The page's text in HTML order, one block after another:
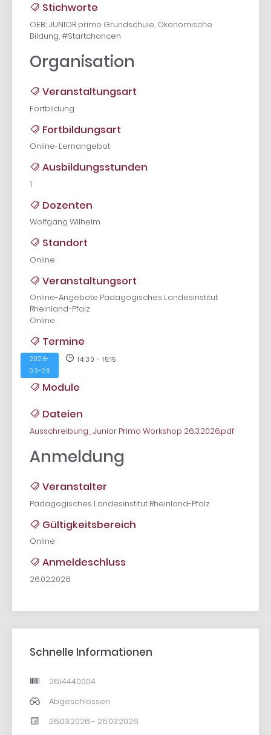
Stichworte
OEB; JUNIOR primo Grundschule, Ökonomische
Bildung, #Startchancen
Organisation
Veranstaltungsart
Fortbildung
Fortbildungsart
Online-Lernangebot
Ausbildungsstunden
1
Dozenten
Wolfgang Wilhelm
Standort
Online
Veranstaltungsort
Online-Angebote Pädagogisches Landesinstitut
Rheinland-Pfalz
Online
Termine
2026-
03-26
14:30 - 15:15
Module
Dateien
Ausschreibung_Junior Primo Workshop 26.3.2026.pdf
Anmeldung
Veranstalter
Pädagogisches Landesinstitut Rheinland-Pfalz
Gültigkeitsbereich
Online
Anmeldeschluss
26.02.2026
Schnelle Informationen
2614440004
Abgeschlossen
26.03.2026 - 26.03.2026